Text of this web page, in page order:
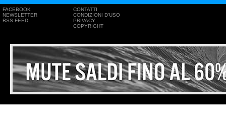
FACEBOOK
NEWSLETTER
RSS FEED
CONTATTI
CONDIZIONI D'USO
PRIVACY
COPYRIGHT